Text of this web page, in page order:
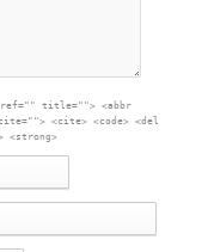
title=""> <abbr
<cite> <code> <del
<strong>